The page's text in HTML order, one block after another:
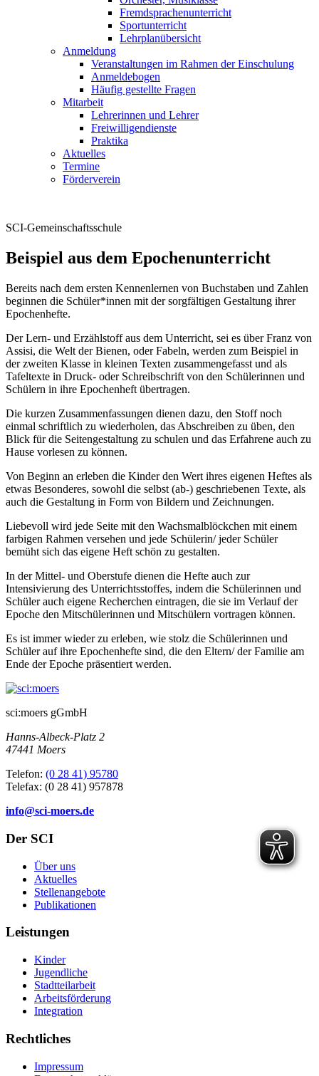
Fremdsprachenunterricht
Sportunterricht
Lehrplanübersicht
Anmeldung
Veranstaltungen im Rahmen der Einschulung
Anmeldebogen
Häufig gestellte Fragen
Mitarbeit
Lehrerinnen und Lehrer
Freiwilligendienste
Praktika
Aktuelles
Termine
Förderverein
SCI-Gemeinschaftsschule
Beispiel aus dem Epochenunterricht
Bereits nach dem ersten Kennenlernen von Buchstaben und Zahlen
beginnen die Schüler*innen mit der sorgfältigen Gestaltung ihrer
Epochenhefte.
Der Lern- und Erzählstoff aus dem Unterricht, sei es über Franz von
Assisi, die Welt der Bienen, oder Fabeln, werden zum Beispiel in
der zweiten Klasse in kleinen Texten zusammengefasst und als
Tafeltexte in Druck- oder Schreibschrift von den Schülerinnen und
Schülern in ihre Epochenheft übertragen.
Die kurzen Zusammenfassungen dienen dazu, den Stoff noch
einmal schriftlich zu wiederholen, das Abschreiben zu üben, den
Blick für die Seitengestaltung zu schulen und das Erfahrene auch zu
Hause vorlesen zu können.
Von Beginn an erleben die Kinder den Wert ihres eigenen Heftes als
etwas Besonderes, sowohl die selbst (ab-) geschriebenen Texte, als
auch die Gestaltung in Form von Bildern und Zeichnungen.
Liebevoll wird jede Seite mit den Wachsmalblöckchen mit einem
farbigen Rahmen versehen und jede Schülerin/ jeder Schüler
bemüht sich das eigene Heft schön zu gestalten.
In der Mittel- und Oberstufe dienen die Hefte auch zur
Intensivierung des Unterrichtsstoffes, indem die Schülerinnen und
Schüler auch eigene Recherchen eintragen, die sie im Verlauf der
Epoche den Mitschülerinnen und Mitschülern vortragen können.
Es ist immer wieder zu erleben, wie stolz die Schülerinnen und
Schüler auf ihre Epochenhefte sind, die den Eltern/ der Familie am
Ende der Epoche präsentiert werden.
sci:moers gGmbH
Hanns-Albeck-Platz 2
47441 Moers
Telefon: (0 28 41) 95780
Telefax: (0 28 41) 957878
info@sci-moers.de
Der SCI
Über uns
Aktuelles
Stellenangebote
Publikationen
Leistungen
Kinder
Jugendliche
Stadtteilarbeit
Arbeitsförderung
Integration
Rechtliches
Impressum